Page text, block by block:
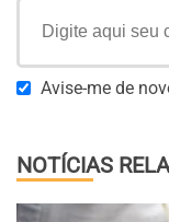
Avise-me de
NOTÍCIAS